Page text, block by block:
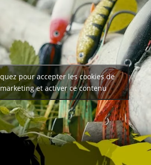
pour accepter les cookies de
marketing et activer ce contenu